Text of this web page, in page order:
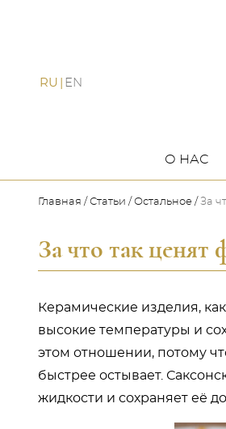
RU EN
О НАС
Главная Статьи Остальное За
За что так
Керамические изделия,
высокие температуры и
этом отношении, потому
быстрее остывает.
жидкости и сохраняет её